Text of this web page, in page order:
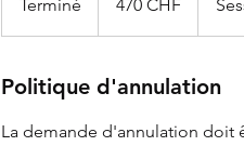
Terminé
i
d
c
suisses
470 CHF
Politique d'annulation
La demande d'annulation doit